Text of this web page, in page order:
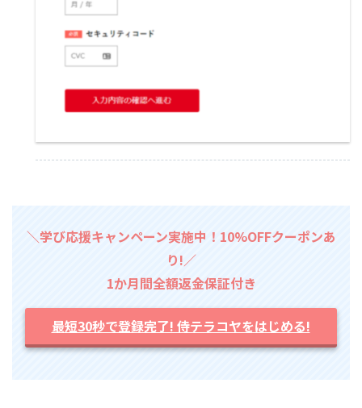
＼学び応援キャンペーン実施中！10%OFFクーポンあ
り!／
1か月間全額返金保証付き
最短30秒で登録完了! 侍テラコヤをはじめる!